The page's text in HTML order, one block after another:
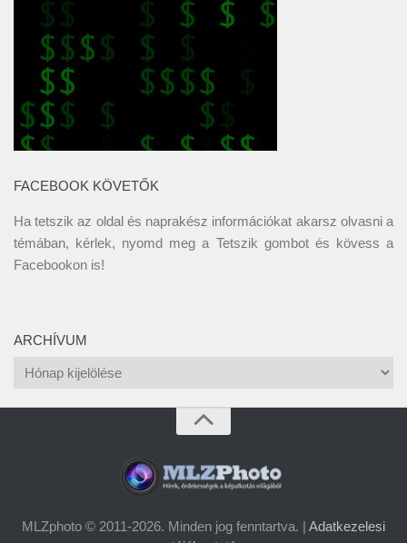
FACEBOOK KÖVETŐK
Ha tetszik az oldal és naprakész információkat akarsz olvasni a
témában, kérlek, nyomd meg a Tetszik gombot és kövess a
Facebookon is!
ARCHÍVUM
Archívum
MLZphoto © 2011-2026. Minden jog fenntartva. | Adatkezelesi